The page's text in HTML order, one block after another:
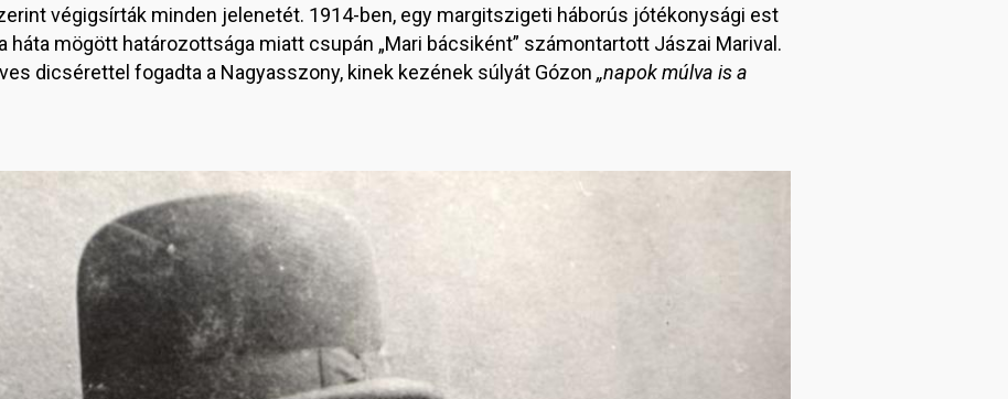
végigsírták minden jelenetét. 1914-ben, egy margitszigeti háborús jótékonysági est
háta mögött határozottsága miatt csupán „Mari bácsiként” számontartott Jászai Marival.
dicsérettel fogadta a Nagyasszony, kinek kezének súlyát Gózon „napok múlva is a